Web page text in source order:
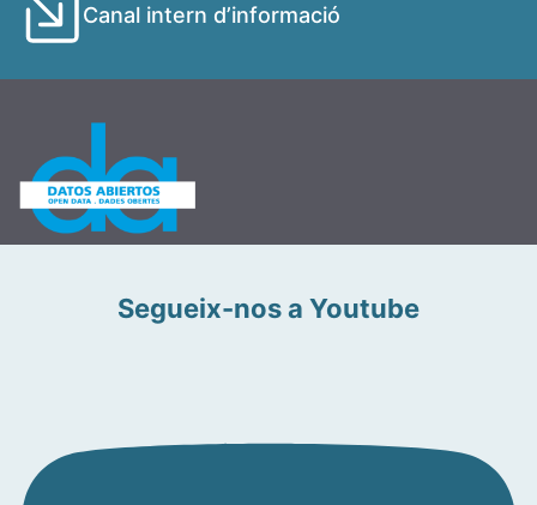
Canal intern d’informació
Segueix-nos a Youtube